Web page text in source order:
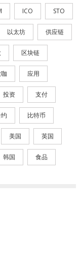
ICO STO
以太坊 供应链
区块链
应用
投资 支付
比特币
美国 英国
韩国 食品